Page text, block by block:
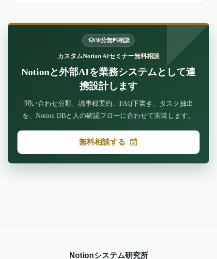
30分無料相談
カスタムNotion AIセミナー無料相談
Notionと外部AIを業務システムとして連
携設計します
問い合わせ分類、議事録要約、FAQ下書き、タスク抽出
を、Notion DBと人の確認フローに合わせて実装します。
無料相談する
Notionシステム研究所